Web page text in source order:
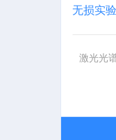
无损实
激光光